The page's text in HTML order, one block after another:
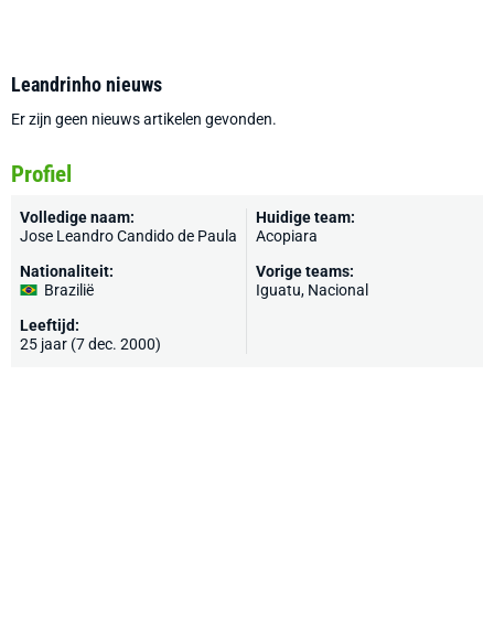
Leandrinho nieuws
Er zijn geen nieuws artikelen gevonden.
Profiel
Volledige naam:
Jose Leandro Candido de Paula
Nationaliteit:
Brazilië
Leeftijd:
25 jaar (7 dec. 2000)
Huidige team:
Acopiara
Vorige teams:
Iguatu, Nacional